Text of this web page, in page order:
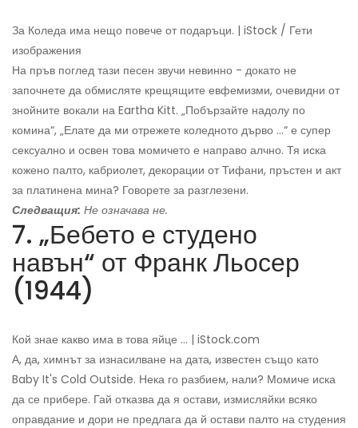
За Коледа има нещо повече от подаръци. | iStock / Гети
изображения
На пръв поглед тази песен звучи невинно - докато не
започнете да обмисляте крещящите евфемизми, очевидни от
знойните вокали на Eartha Kitt. „Побързайте надолу по
комина“, „Елате да ми отрежете коледното дърво ...“ е супер
сексуално и освен това момичето е направо алчно. Тя иска
кожено палто, кабриолет, декорации от Тифани, пръстен и акт
за платинена мина? Говорете за разглезени.
Следващия: Не означава не.
7. „Бебето е студено
навън“ от Франк Льосер
(1944)
Кой знае какво има в това яйце ... | iStock.com
А, да, химнът за изнасилване на дата, известен също като
Baby It's Cold Outside. Нека го разбием, нали? Момиче иска
да се прибере. Гай отказва да я остави, измисляйки всяко
оправдание и дори не предлага да й остави палто на студения